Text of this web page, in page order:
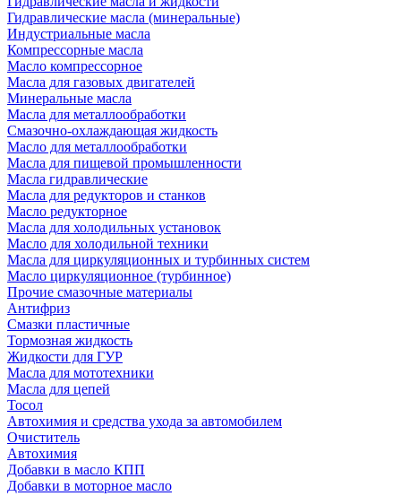
Гидравлические масла (минеральные)
Индустриальные масла
Компрессорные масла
Масло компрессорное
Масла для газовых двигателей
Минеральные масла
Масла для металлообработки
Смазочно-охлаждающая жидкость
Масло для металлообработки
Масла для пищевой промышленности
Масла гидравлические
Масла для редукторов и станков
Масло редукторное
Масла для холодильных установок
Масло для холодильной техники
Масла для циркуляционных и турбинных систем
Масло циркуляционное (турбинное)
Прочие смазочные материалы
Антифриз
Смазки пластичные
Тормозная жидкость
Жидкости для ГУР
Масла для мототехники
Масла для цепей
Тосол
Автохимия и средства ухода за автомобилем
Очиститель
Автохимия
Добавки в масло КПП
Добавки в моторное масло